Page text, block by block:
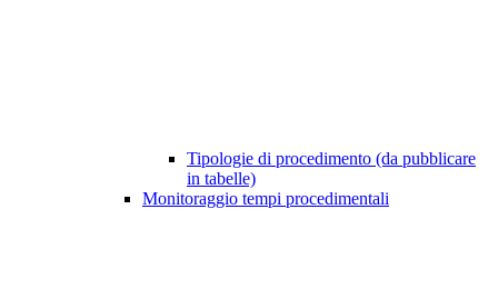
Tipologie di procedimento (da pubblicare
in tabelle)
Monitoraggio tempi procedimentali